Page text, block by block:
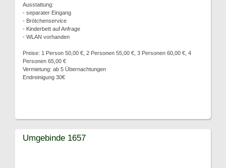
Ausstattung:
- separater Eingang
- Brötchenservice
- Kinderbett auf Anfrage
- WLAN vorhanden
Preise: 1 Person 50,00 €, 2 Personen 55,00 €, 3 Personen 60,00 €, 4
Personen 65,00 €
Vermietung: ab 5 Übernachtungen
Endreinigung 30€
Umgebinde 1657